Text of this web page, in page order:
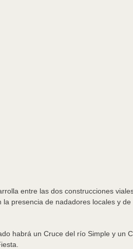
entre las dos construcciones
presencia de nadadores locales y de
habrá un Cruce del río Simple y un